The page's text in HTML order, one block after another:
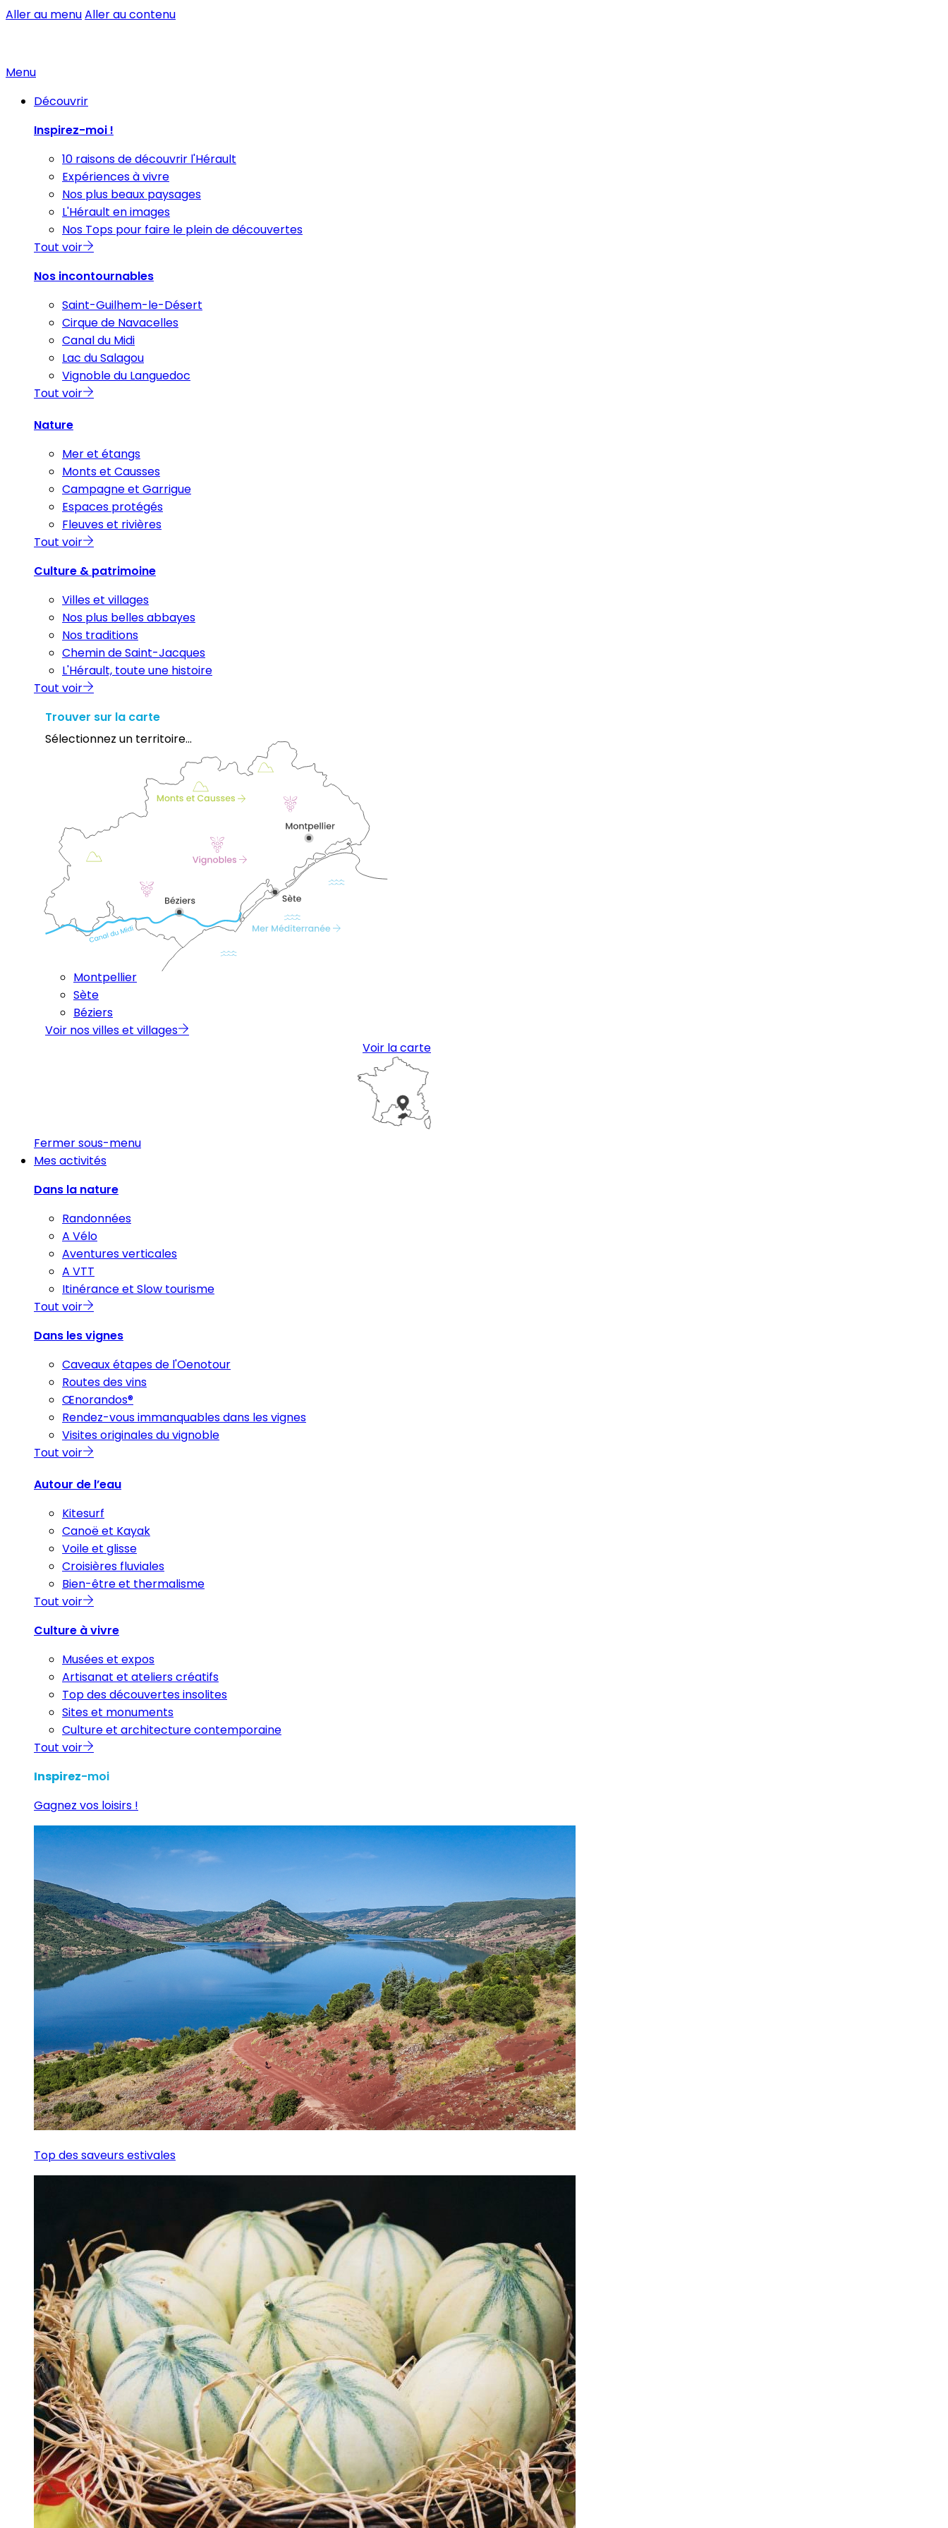
Aller au menuAller au contenu
Menu
Découvrir
Inspirez-moi !
10 raisons de découvrir l'Hérault
Expériences à vivre
Nos plus beaux paysages
L'Hérault en images
Nos Tops pour faire le plein de découvertes
Tout voir
Nos incontournables
Saint-Guilhem-le-Désert
Cirque de Navacelles
Canal du Midi
Lac du Salagou
Vignoble du Languedoc
Tout voir
Nature
Mer et étangs
Monts et Causses
Campagne et Garrigue
Espaces protégés
Fleuves et rivières
Tout voir
Culture & patrimoine
Villes et villages
Nos plus belles abbayes
Nos traditions
Chemin de Saint-Jacques
L'Hérault, toute une histoire
Tout voir
Trouver sur la carte
Sélectionnez un territoire...
Montpellier
Sète
Béziers
Voir nos villes et villages
Voir la carte
Fermer sous-menu
Mes activités
Dans la nature
Randonnées
A Vélo
Aventures verticales
A VTT
Itinérance et Slow tourisme
Tout voir
Dans les vignes
Caveaux étapes de l'Oenotour
Routes des vins
Œnorandos®
Rendez-vous immanquables dans les vignes
Visites originales du vignoble
Tout voir
Autour de l’eau
Kitesurf
Canoë et Kayak
Voile et glisse
Croisières fluviales
Bien-être et thermalisme
Tout voir
Culture à vivre
Musées et expos
Artisanat et ateliers créatifs
Top des découvertes insolites
Sites et monuments
Culture et architecture contemporaine
Tout voir
Inspirez-moi
Gagnez vos loisirs !
Top des saveurs estivales